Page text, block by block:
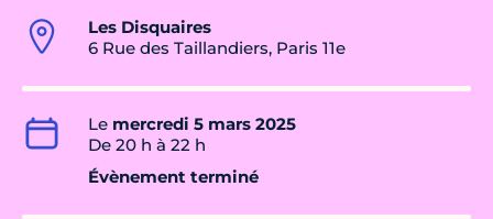
Les Disquaires
6 Rue des Taillandiers, Paris 11e
Le mercredi 5 mars 2025
De 20 h à 22 h
Évènement terminé